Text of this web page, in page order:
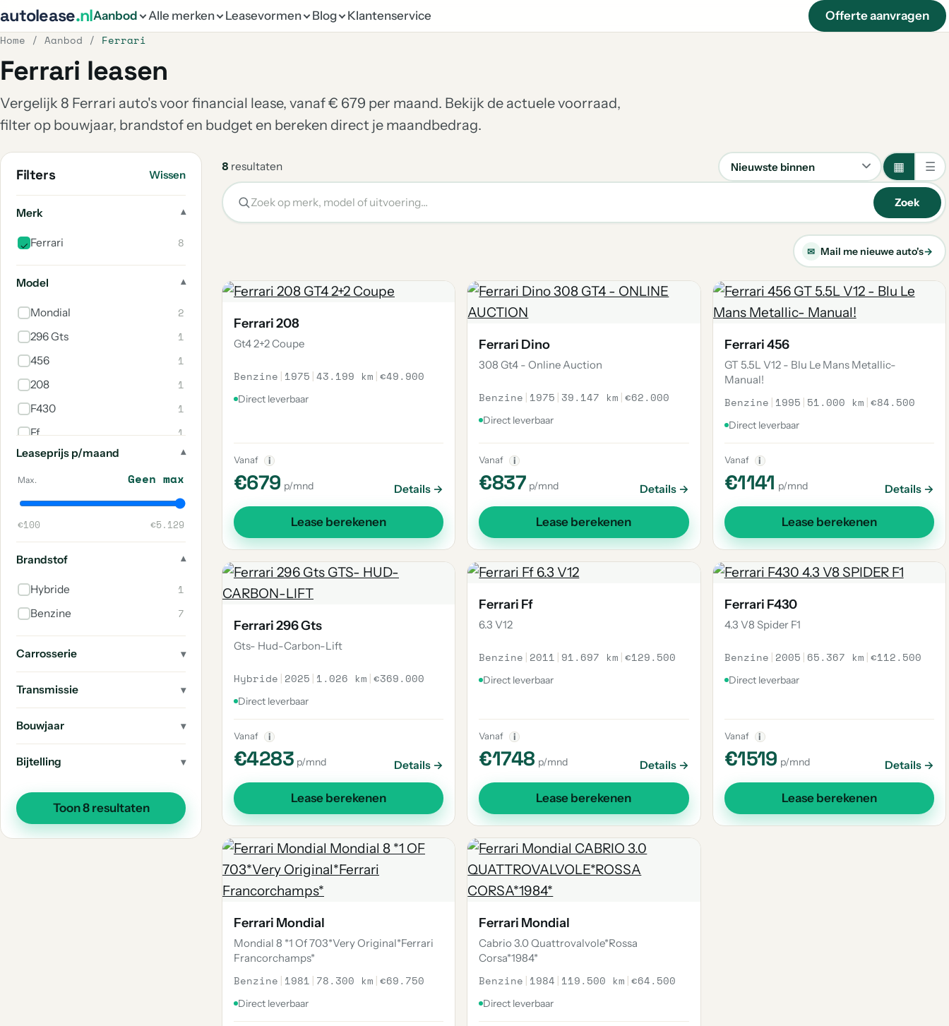
autolease.nlAanbod Alle merken Leasevormen Blog Klantenservice Offerte aanvragen
Home / Aanbod / Ferrari
Ferrari leasen
Vergelijk 8 Ferrari auto's voor financial lease, vanaf € 679 per maand. Bekijk de actuele voorraad,
filter op bouwjaar, brandstof en budget en bereken direct je maandbedrag.
Filters Wissen
Merk
Ferrari 8
Model
Mondial 2
296 Gts 1
456 1
208 1
F430 1
Ff 1
Dino 1
Leaseprijs p/maand
Max. Geen max
€100 €5.129
Brandstof
Hybride 1
Benzine 7
Carrosserie
Transmissie
Bouwjaar
Bijtelling
Toon 8 resultaten
8 resultaten
Sorteren
▦ ☰
Zoek
✉ Mail me nieuwe auto's→
Ferrari 208
Gt4 2+2 Coupe
Benzine | 1975 |43.199 km |€49.900
Direct leverbaar
Vanaf i
€679 p/mnd Details →
Lease berekenen
Ferrari Dino
308 Gt4 - Online Auction
Benzine | 1975 | 39.147 km |€62.000
Direct leverbaar
Vanaf i
€837 p/mnd Details →
Lease berekenen
Ferrari 456
GT 5.5L V12 - Blu Le Mans Metallic-
Manual!
Benzine | 1995 | 51.000 km |€84.500
Direct leverbaar
Vanaf i
€1141 p/mnd Details →
Lease berekenen
Ferrari 296 Gts
Gts- Hud-Carbon-Lift
Hybride | 2025 | 1.026 km |€369.000
Direct leverbaar
Vanaf i
€4283 p/mnd Details →
Lease berekenen
Ferrari Ff
6.3 V12
Benzine | 2011 | 91.697 km |€129.500
Direct leverbaar
Vanaf i
€1748 p/mnd Details →
Lease berekenen
Ferrari F430
4.3 V8 Spider F1
Benzine | 2005 | 65.367 km |€112.500
Direct leverbaar
Vanaf i
€1519 p/mnd Details →
Lease berekenen
Ferrari Mondial
Mondial 8 *1 Of 703*Very Original*Ferrari
Francorchamps*
Benzine | 1981 | 78.300 km |€69.750
Direct leverbaar
Ferrari Mondial
Cabrio 3.0 Quattrovalvole*Rossa
Corsa*1984*
Benzine | 1984 | 119.500 km |€64.500
Direct leverbaar